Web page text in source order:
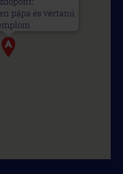
pápa és vértanú